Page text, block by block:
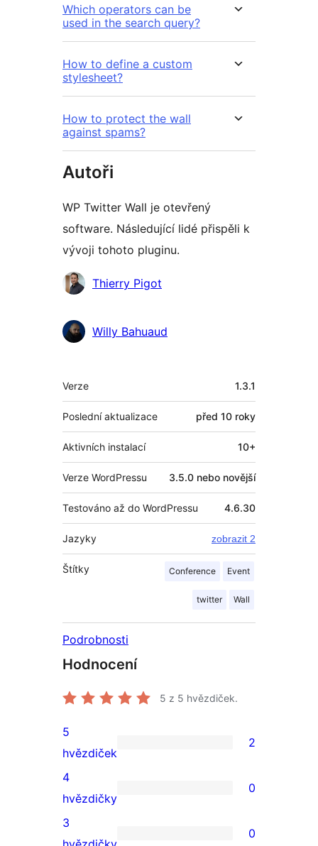
Which operators can be
used in the search query?
How to define a custom
stylesheet?
How to protect the wall
against spams?
Autoři
WP Twitter Wall je otevřený
software. Následující lidé přispěli k
vývoji tohoto pluginu.
Spolupracovníci
Thierry Pigot
Willy Bahuaud
Meta
Verze 1.3.1
Poslední aktualizace před 10 roky
Aktivních instalací 10+
Verze WordPressu 3.5.0 nebo novější
Testováno až do WordPressu 4.6.30
Jazyky zobrazit 2
Štítky Conference Event
twitter Wall
Podrobnosti
Hodnocení
5 z 5 hvězdiček.
2
5hvězdičkové
hodnocení
5
hvězdiček
2
0
4hvězdičkové
hodnocení
4
hvězdičky
0
0
3
0